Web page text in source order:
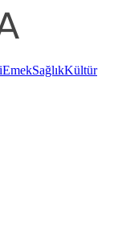
EmekSağlıkKültür